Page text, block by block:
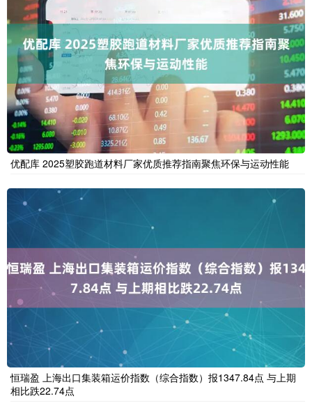
优配库 2025塑胶跑道材料厂家优质推荐指南聚焦环保与运动性能
恒瑞盈 上海出口集装箱运价指数（综合指数）报1347.84点 与上期
相比跌22.74点